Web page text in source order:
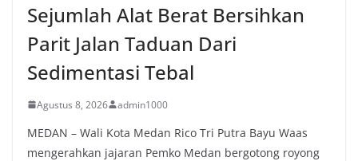
Sejumlah Alat Berat Bersihkan
Parit Jalan Taduan Dari
Sedimentasi Tebal
Agustus 8, 2026 admin1000
MEDAN – Wali Kota Medan Rico Tri Putra Bayu Waas
mengerahkan jajaran Pemko Medan bergotong royong